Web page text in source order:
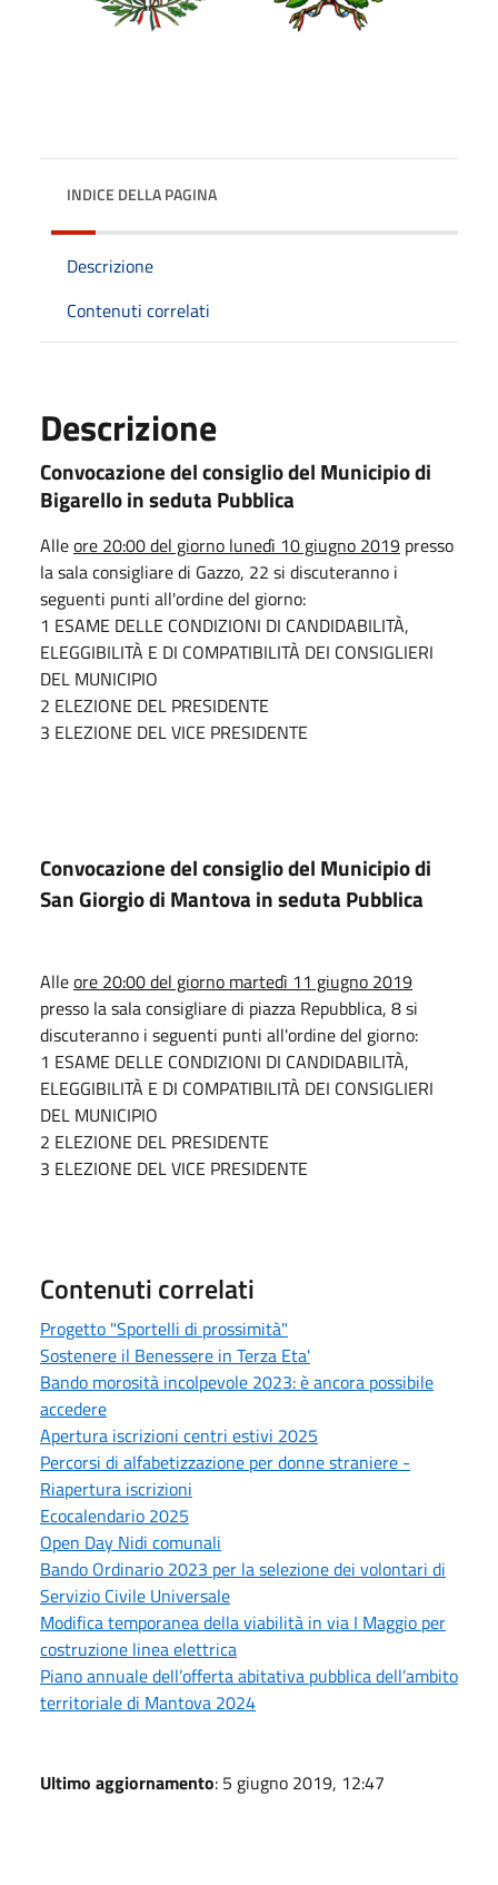
INDICE DELLA PAGINA
Descrizione
Contenuti correlati
Descrizione
Convocazione del consiglio del Municipio di
Bigarello in seduta Pubblica
Alleore 20:00 del giorno lunedì 10 giugno 2019 presso
la sala consigliare di Gazzo, 22 si discuteranno i
seguenti punti all'ordine del giorno:
1 ESAME DELLE CONDIZIONI DI CANDIDABILITÀ,
ELEGGIBILITÀ E DI COMPATIBILITÀ DEI CONSIGLIERI
DEL MUNICIPIO
2 ELEZIONE DEL PRESIDENTE
3 ELEZIONE DEL VICE PRESIDENTE
Convocazione del consiglio del Municipio di
San Giorgio di Mantova in seduta Pubblica
Alleore 20:00 del giorno martedì 11 giugno 2019
presso la sala consigliare di piazza Repubblica, 8 si
discuteranno i seguenti punti all'ordine del giorno:
1 ESAME DELLE CONDIZIONI DI CANDIDABILITÀ,
ELEGGIBILITÀ E DI COMPATIBILITÀ DEI CONSIGLIERI
DEL MUNICIPIO
2 ELEZIONE DEL PRESIDENTE
3 ELEZIONE DEL VICE PRESIDENTE
Contenuti correlati
Progetto "Sportelli di prossimità"
Sostenere il Benessere in Terza Eta'
Bando morosità incolpevole 2023: è ancora possibile
accedere
Apertura iscrizioni centri estivi 2025
Percorsi di alfabetizzazione per donne straniere -
Riapertura iscrizioni
Ecocalendario 2025
Open Day Nidi comunali
Bando Ordinario 2023 per la selezione dei volontari di
Servizio Civile Universale
Modifica temporanea della viabilità in via I Maggio per
costruzione linea elettrica
Piano annuale dell’offerta abitativa pubblica dell’ambito
territoriale di Mantova 2024
Ultimo aggiornamento: 5 giugno 2019, 12:47